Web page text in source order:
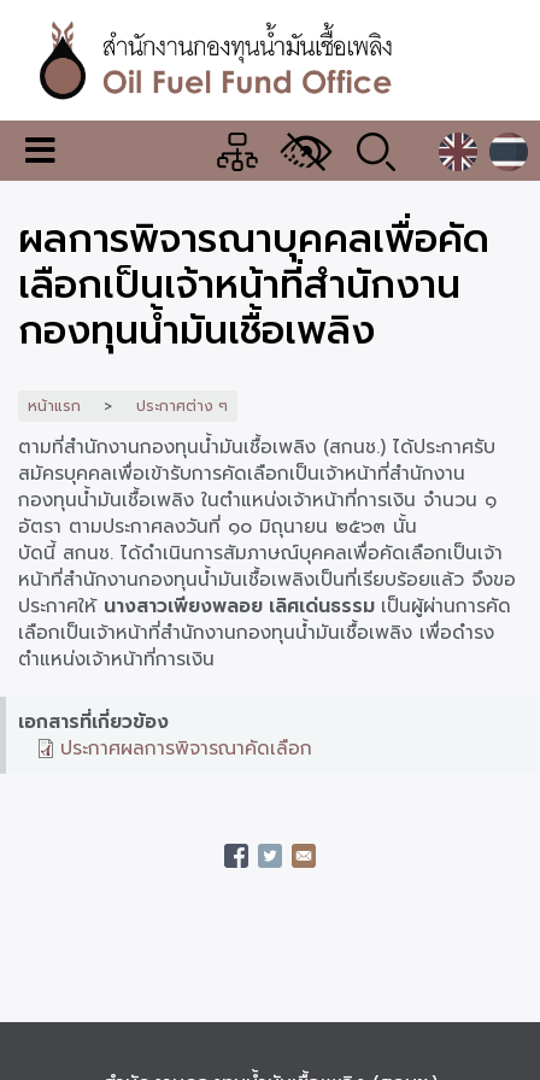
เนื้อหา
หลักสำนักงาน
กองทุน
น้ำมัน
เชื้อ
เพลิง
เมนู
เปลี่ยน
แสดง
ผล
ผลการพิจารณาบุคคลเพื่อคัด
เลือกเป็นเจ้าหน้าที่สำนักงาน
กองทุนน้ำมันเชื้อเพลิง
หน้าแรก ประกาศต่าง ๆ
ตามที่สำนักงานกองทุนน้ำมันเชื้อเพลิง (สกนช.) ได้ประกาศรับ
สมัครบุคคลเพื่อเข้ารับการคัดเลือกเป็นเจ้าหน้าที่สำนักงาน
กองทุนน้ำมันเชื้อเพลิง ในตำแหน่งเจ้าหน้าที่การเงิน จำนวน ๑
อัตรา ตามประกาศลงวันที่ ๑๐ มิถุนายน ๒๕๖๓ นั้น
บัดนี้ สกนช. ได้ดำเนินการสัมภาษณ์บุคคลเพื่อคัดเลือกเป็นเจ้า
หน้าที่สำนักงานกองทุนน้ำมันเชื้อเพลิงเป็นที่เรียบร้อยแล้ว จึงขอ
ประกาศให้ นางสาวเพียงพลอย เลิศเด่นธรรม เป็นผู้ผ่านการคัด
เลือกเป็นเจ้าหน้าที่สำนักงานกองทุนน้ำมันเชื้อเพลิง เพื่อดำรง
ตำแหน่งเจ้าหน้าที่การเงิน
เอกสารที่เกี่ยวข้อง
ประกาศผลการพิจารณาคัดเลือก